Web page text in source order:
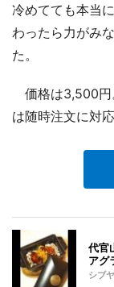
冷めてても本当
わったら力がみ
た。
価格は3,500円
は随時注文に対
代官
アグ
シブ